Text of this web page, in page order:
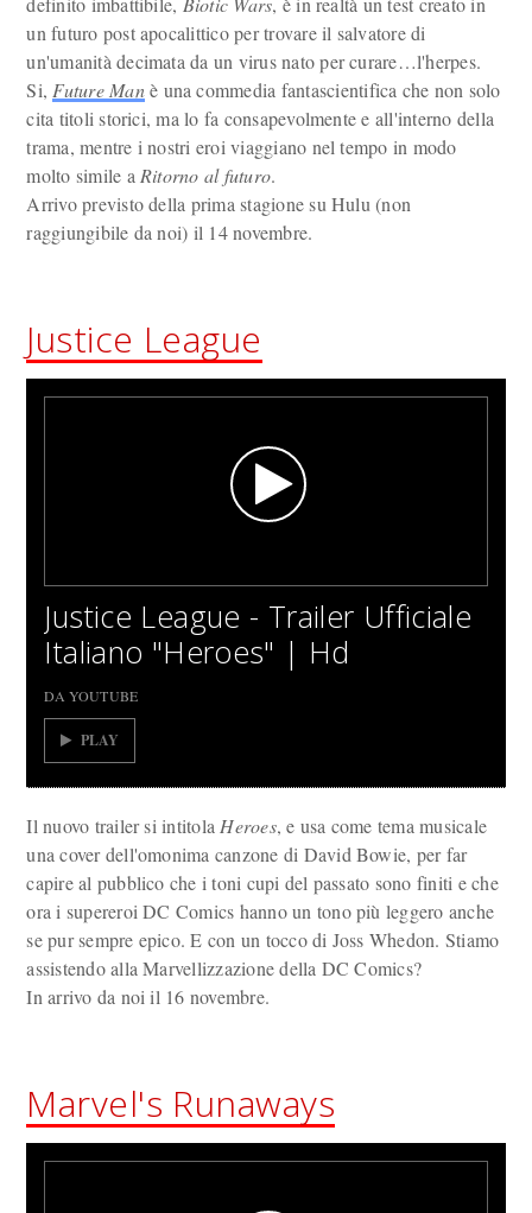
un futuro post apocalittico per trovare il salvatore di
un'umanità decimata da un virus nato per curare…l'herpes.
Si, Future Manè una commedia fantascientifica che non solo
cita titoli storici, ma lo fa consapevolmente e all'interno della
trama, mentre i nostri eroi viaggiano nel tempo in modo
molto simile a Ritorno al futuro.
Arrivo previsto della prima stagione su Hulu (non
raggiungibile da noi) il 14 novembre.
Justice League
Justice League - Trailer Ufficiale
Italiano "Heroes" | Hd
DA YOUTUBE
PLAY
Il nuovo trailer si intitola Heroes, e usa come tema musicale
una cover dell'omonima canzone di David Bowie, per far
capire al pubblico che i toni cupi del passato sono finiti e che
ora i supereroi DC Comics hanno un tono più leggero anche
se pur sempre epico. E con un tocco di Joss Whedon. Stiamo
assistendo alla Marvellizzazione della DC Comics?
In arrivo da noi il 16 novembre.
Marvel's Runaways